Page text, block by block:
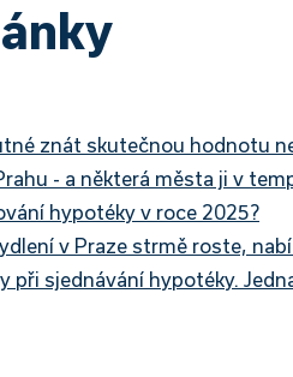
znát skutečnou hodnotu
- a některá města ji v
hypotéky v roce 2025?
v Praze strmě roste,
při sjednávání hypotéky.